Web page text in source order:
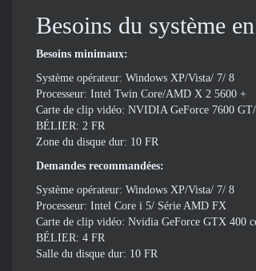
Besoins du système
Besoins minimaux:
Système opérateur: Windows XP/Vista/ 7/ 8
Processeur: Intel Twin Core/AMD X 2 5600 +
Carte de clip vidéo: NVIDIA GeForce 7600
BÉLIER: 2 FR
Zone du disque dur: 10 FR
Demandes recommandées:
Système opérateur: Windows XP/Vista/ 7/ 8
Processeur: Intel Core i 5/ Série AMD FX
Carte de clip vidéo: Nvidia GeForce GTX 400
BÉLIER: 4 FR
Salle du disque dur: 10 FR